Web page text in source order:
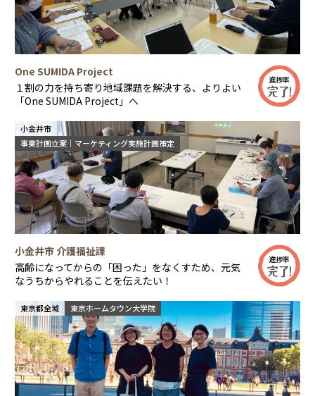
One SUMIDA Project
１割の力を持ち寄り地域課題を解決する、よりよい
「One SUMIDA Project」へ
進捗率
小金井市
事業計画立案｜マーケティング実施計画策定
小金井市 介護福祉課
高齢になってからの「困った」をなくすため、元気
なうちからやれることを伝えたい！
進捗率
東京都全域 東京ホームタウン大学院